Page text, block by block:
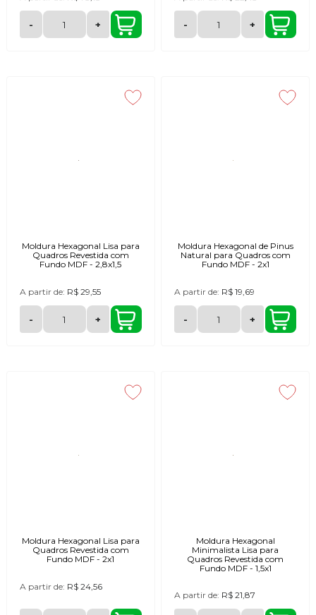
- + - +
Moldura Hexagonal Lisa para
Quadros Revestida com
Fundo MDF - 2,8x1,5
A partir de: R$ 29,55
- +
Moldura Hexagonal de Pinus
Natural para Quadros com
Fundo MDF - 2x1
A partir de: R$ 19,69
- +
Moldura Hexagonal Lisa para
Quadros Revestida com
Fundo MDF - 2x1
A partir de: R$ 24,56
Moldura Hexagonal
Minimalista Lisa para
Quadros Revestida com
Fundo MDF - 1,5x1
A partir de: R$ 21,87